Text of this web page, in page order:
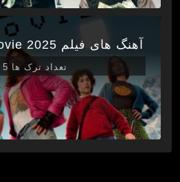
آهنگ های فیلم A Minecraft Movie 2025
تعداد ترک ها 5